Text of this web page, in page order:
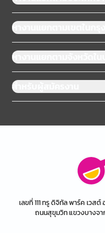
หางานแยกตามเขตในกรุ
หางานแยกตามจังหวัดในป
สำหรับผู้สมัครงาน
เลขที่ 111 ทรู ดิจิทัล พาร์ค เวส
ถนนสุขุมวิท แขวงบางจา